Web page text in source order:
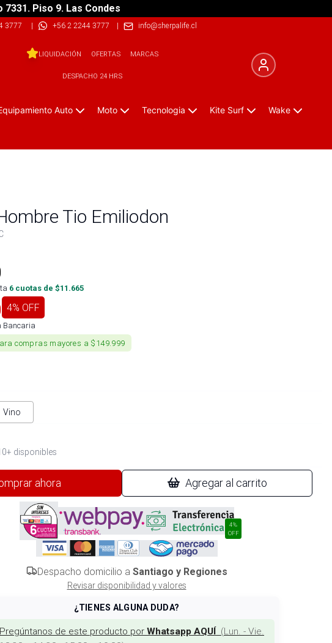
7331. Piso 9. Las Condes
3777 | +56 2 2244 3777 | info@sherpalife.cl
LIQUIDACIÓN OFERTAS MARCAS
DESPACHO 24 HRS
Auto Moto Tecnologia Kite Surf Wake
Tio Emiliodon
6 cuotas de $11.665
4% OFF
Bancaria
compras mayores a $149.999
Vino
disponibles
ahora Agregar al carrito
4%
OFF
Despacho domicilio a Santiago y Regiones
Revisar disponibilidad y valores
¿TIENES ALGUNA DUDA?
Pregúntanos de este producto por Whatsapp AQUÍ (Lun. - Vie.